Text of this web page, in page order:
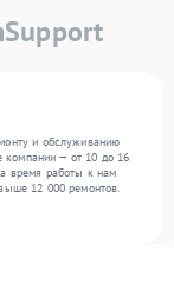
и обслуживанию
компании — от 10 до 16
время работы к нам
12 000 ремонтов.
техники, включая , , . Мы
стабильный уровень